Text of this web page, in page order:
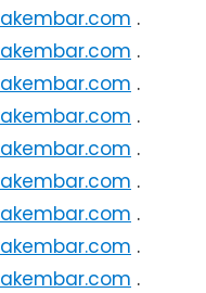
.
.
.
.
.
.
.
.
.